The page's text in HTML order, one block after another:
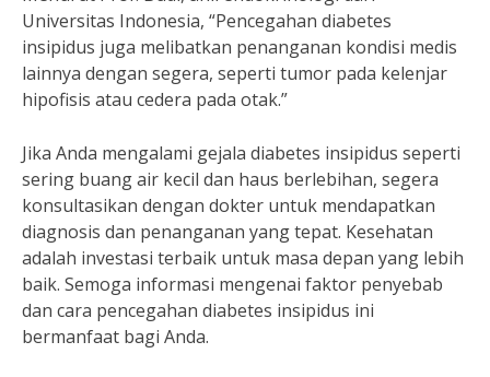
Universitas Indonesia, “Pencegahan diabetes
insipidus juga melibatkan penanganan kondisi medis
lainnya dengan segera, seperti tumor pada kelenjar
hipofisis atau cedera pada otak.”
Jika Anda mengalami gejala diabetes insipidus seperti
sering buang air kecil dan haus berlebihan, segera
konsultasikan dengan dokter untuk mendapatkan
diagnosis dan penanganan yang tepat. Kesehatan
adalah investasi terbaik untuk masa depan yang lebih
baik. Semoga informasi mengenai faktor penyebab
dan cara pencegahan diabetes insipidus ini
bermanfaat bagi Anda.